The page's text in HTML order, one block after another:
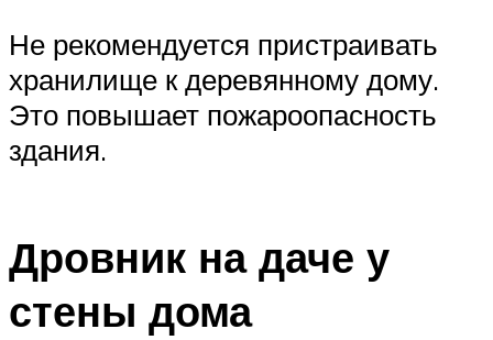
Не рекомендуется пристраивать
хранилище к деревянному дому.
Это повышает пожароопасность
здания.
Дровник на даче у
стены дома